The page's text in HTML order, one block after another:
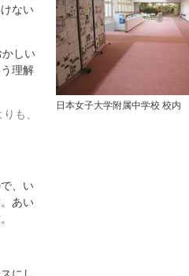
ない
しい
理解
も、
、い
あい
日本女子大学附属中学校 校内